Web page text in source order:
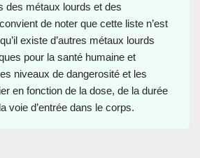
des métaux lourds et des
de noter que cette liste n’est
existe d’autres métaux lourds
pour la santé humaine et
niveaux de dangerosité et les
en fonction de la dose, de la durée
voie d’entrée dans le corps.